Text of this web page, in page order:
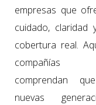
empresas que
cuidado, claridad
cobertura real.
compañías
comprendan
nuevas